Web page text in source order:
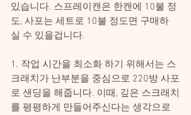
있습니다. 스프레이캔은 한캔에 10불 정
도, 사포는 세트로 10불 정도면 구매하
실 수 있을겁니다.
1. 작업 시간을 최소화 하기 위해서는 스
크래치가 난부분을 중심으로 220방 사포
로 샌딩을 해줍니다. 이때, 깊은 스크래치
를 평평하게 만들어주신다는 생각으로